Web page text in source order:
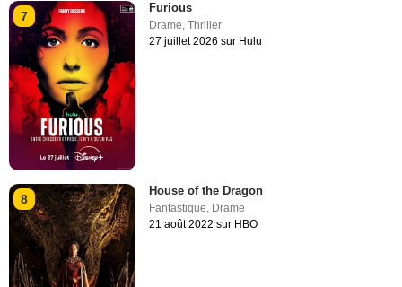
7
Furious
Drame,Thriller
27 juillet 2026 sur Hulu
8
House of the Dragon
Fantastique Drame
21 août 2022 sur HBO